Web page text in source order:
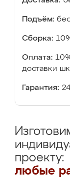
Подъём:
Сборка:
Оплата:
доставки
Гарантия:
проекту:
любые